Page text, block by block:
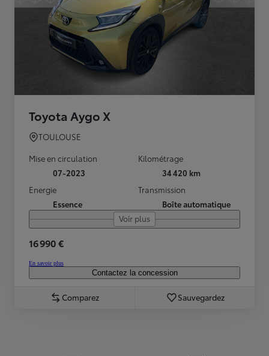
Toyota Aygo X
TOULOUSE
Mise en circulation
07-2023
Kilométrage
34 420 km
Energie
Essence
Transmission
Boîte automatique
Voir plus
16 990 €
En savoir plus
Contactez la concession
Comparez Sauvegardez